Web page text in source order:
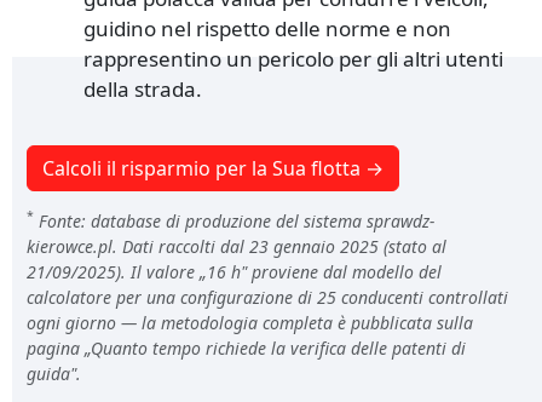
guidino nel rispetto delle norme e non
rappresentino un pericolo per gli altri utenti
della strada.
Calcoli il risparmio per la Sua flotta →
* Fonte: database di produzione del sistema sprawdz-
kierowce.pl. Dati raccolti dal 23 gennaio 2025 (stato al
21/09/2025). Il valore „16 h" proviene dal modello del
calcolatore per una configurazione di 25 conducenti controllati
ogni giorno — la metodologia completa è pubblicata sulla
pagina „Quanto tempo richiede la verifica delle patenti di
guida".